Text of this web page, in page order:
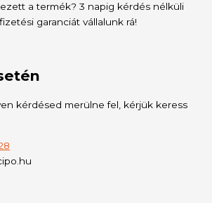
a termék? 3 napig kérdés nélküli
garanciát vállalunk rá!
kérdésed merülne fel, kérjük keress